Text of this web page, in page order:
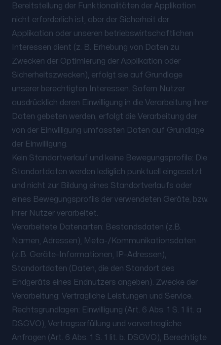
Bereitstellung der Funktionalitäten der Applikation
nicht erforderlich ist, aber der Sicherheit der
Applikation oder unseren betriebswirtschaftlichen
Interessen dient (z. B. Erhebung von Daten zu
Zwecken der Optimierung der Applikation oder
Sicherheitszwecken), erfolgt sie auf Grundlage
unserer berechtigten Interessen. Sofern Nutzer
ausdrücklich deren Einwilligung in die Verarbeitung ihrer
Daten gebeten werden, erfolgt die Verarbeitung der
von der Einwilligung umfassten Daten auf Grundlage
der Einwilligung.
Kein Standortverlauf und keine Bewegungsprofile: Die
Standortdaten werden lediglich punktuell eingesetzt
und nicht zur Bildung eines Standortverlaufs oder
eines Bewegungsprofils der verwendeten Geräte, bzw.
ihrer Nutzer verarbeitet.
Verarbeitete Datenarten: Bestandsdaten (z.B.
Namen, Adressen), Meta-/Kommunikationsdaten
(z.B. Geräte-Informationen, IP-Adressen),
Standortdaten (Daten, die den Standort des
Endgeräts eines Endnutzers angeben). Zwecke der
Verarbeitung: Vertragliche Leistungen und Service.
Rechtsgrundlagen: Einwilligung (Art. 6 Abs. 1 S. 1 lit. a
DSGVO), Vertragserfüllung und vorvertragliche
Anfragen (Art. 6 Abs. 1 S. 1 lit. b. DSGVO), Berechtigte